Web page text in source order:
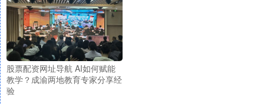
股票配资网址导航 AI如何赋能
教学？成渝两地教育专家分享经
验